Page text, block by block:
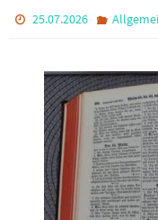
25.07.2026